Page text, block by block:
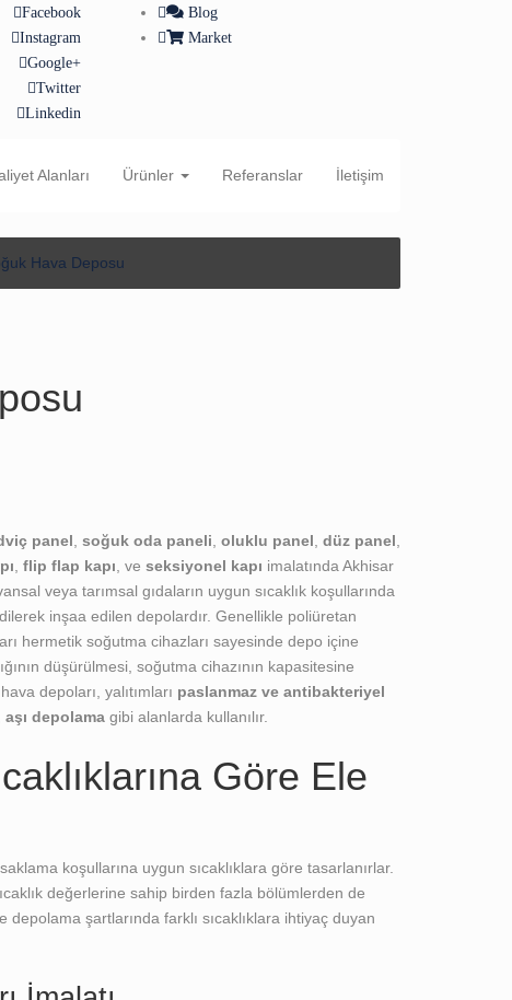
Facebook
Instagram
Google+
Twitter
Linkedin
Blog
Market
Alanları Ürünler Referanslar İletişim
Hava Deposu
panel, soğuk oda paneli, oluklu panel, düz panel,
, flip flap kapı, ve seksiyonel kapı imalatında Akhisar
veya tarımsal gıdaların uygun sıcaklık koşullarında
inşaa edilen depolardır. Genellikle poliüretan
hermetik soğutma cihazları sayesinde depo içine
düşürülmesi, soğutma cihazının kapasitesine
depoları, yalıtımları paslanmaz ve antibakteriyel
aşı depolama gibi alanlarda kullanılır.
Göre Ele
koşullarına uygun sıcaklıklara göre tasarlanırlar.
değerlerine sahip birden fazla bölümlerden de
şartlarında farklı sıcaklıklara ihtiyaç duyan